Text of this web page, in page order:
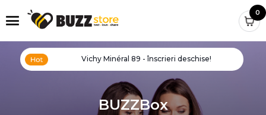
0
Vichy Minéral 89 - înscrieri deschise!
BUZZBox